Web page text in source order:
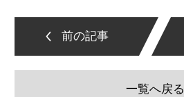
前の記事
一覧へ戻る